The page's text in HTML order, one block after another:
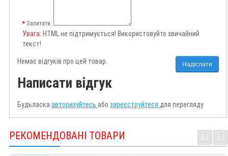
Запитати:
Увага: HTML не підтримується! Використовуйте звичайний
текст!
Надіслати
Немає відгуків про цей товар.
Написати відгук
Будьласка авторизуйтесь або зареєструйтеся для перегляду
РЕКОМЕНДОВАНІ ТОВАРИ